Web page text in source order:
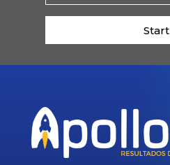
Start